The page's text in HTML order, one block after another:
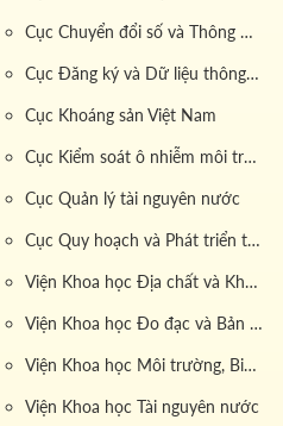
Cục Chuyển đổi số và Thông tin dữ liệu tài nguyên môi trường
Cục Đăng ký và Dữ liệu thông tin đất đai
Cục Khoáng sản Việt Nam
Cục Kiểm soát ô nhiễm môi trường
Cục Quản lý tài nguyên nước
Cục Quy hoạch và Phát triển tài nguyên đất
Viện Khoa học Địa chất và Khoáng sản
Viện Khoa học Đo đạc và Bản đồ
Viện Khoa học Môi trường, Biển và Hải đảo
Viện Khoa học Tài nguyên nước